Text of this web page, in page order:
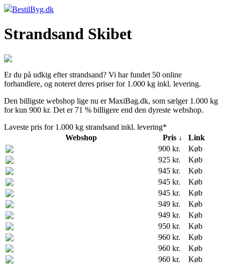
BestilByg.dk
Strandsand Skibet
Er du på udkig efter strandsand? Vi har fundet 50 online
forhandlere, og noteret deres priser for 1.000 kg inkl. levering.
Den billigste webshop lige nu er MaxiBag.dk, som sælger 1.000 kg
for kun 900 kr. Det er 71 % billigere end den dyreste webshop.
Laveste pris for 1.000 kg strandsand inkl. levering*
Webshop
Pris ↓
Link
900 kr.
Køb
925 kr.
Køb
945 kr.
Køb
945 kr.
Køb
945 kr.
Køb
949 kr.
Køb
949 kr.
Køb
950 kr.
Køb
960 kr.
Køb
960 kr.
Køb
960 kr.
Køb